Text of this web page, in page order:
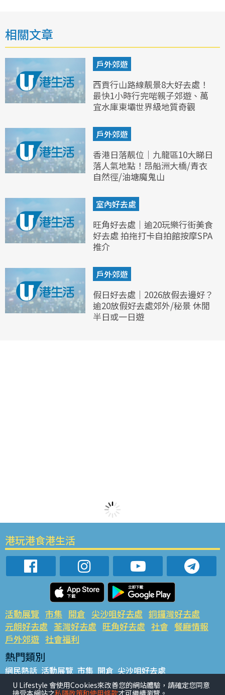
相關文章
戶外郊遊
西貢行山路線靚景8大好去處！
最快1小時行完啱親子郊遊、萬
宜水庫東壩世界級地質奇觀
戶外郊遊
香港日落靚位｜九龍區10大睇日
落人氣地點！昂船洲大橋/青衣
自然徑/油塘魔鬼山
室內好去處
旺角好去處｜逾20玩樂行街美食
好去處 拍拖打卡自拍館按摩SPA
推介
戶外郊遊
假日好去處｜2026放假去邊好？
逾20放假好去處郊外/秘景 休閒
半日或一日遊
港玩港食港生活
活動展覽 市集 開倉 尖沙咀好去處 銅鑼灣好去處
元朗好去處 荃灣好去處 旺角好去處 社會 餐廳情報
戶外郊遊 社會福利
熱門類別
網民熱話 活動展覽 市集 開倉 尖沙咀好去處
銅鑼灣好去處 元朗好去處 荃灣好去處 旺角好去處 社會
U Lifestyle 會使用Cookies來改善您的網站體驗，請確定您同意
接受本網站之私隱政策和使用條款才可繼續瀏覽。